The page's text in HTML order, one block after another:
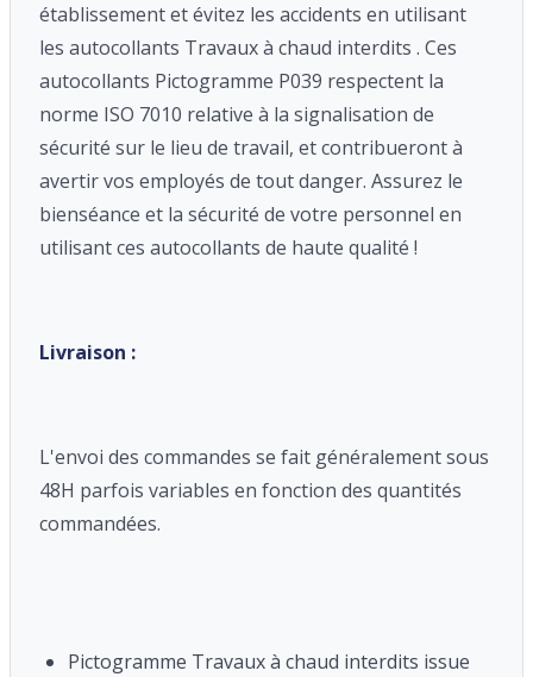
établissement et évitez les accidents en utilisant
les autocollants Travaux à chaud interdits . Ces
autocollants Pictogramme P039 respectent la
norme ISO 7010 relative à la signalisation de
sécurité sur le lieu de travail, et contribueront à
avertir vos employés de tout danger. Assurez le
bienséance et la sécurité de votre personnel en
utilisant ces autocollants de haute qualité !
Livraison :
L'envoi des commandes se fait généralement sous
48H parfois variables en fonction des quantités
commandées.
Pictogramme Travaux à chaud interdits issue